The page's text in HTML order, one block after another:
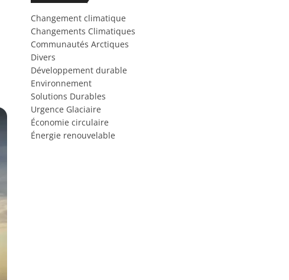
Changement climatique
Changements Climatiques
Communautés Arctiques
Divers
Développement durable
Environnement
Solutions Durables
Urgence Glaciaire
Économie circulaire
Énergie renouvelable